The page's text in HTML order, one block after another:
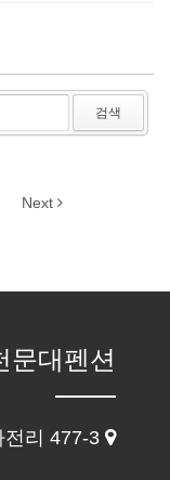
검색
Next
문대펜션
전리 477-3